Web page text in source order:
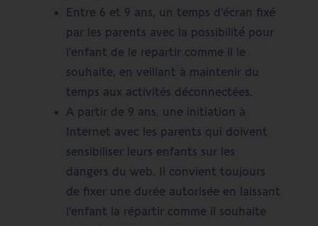
Entre 6 et 9 ans, un temps d’écran fixé
par les parents avec la possibilité́ pour
l’enfant de le repartir comme il le
souhaite, en veillant à maintenir du
temps aux activités déconnectées.
A partir de 9 ans, une initiation à
Internet avec les parents qui doivent
sensibiliser leurs enfants sur les
dangers du web. Il convient toujours
de fixer une durée autorisée en laissant
l’enfant la répartir comme il souhaite